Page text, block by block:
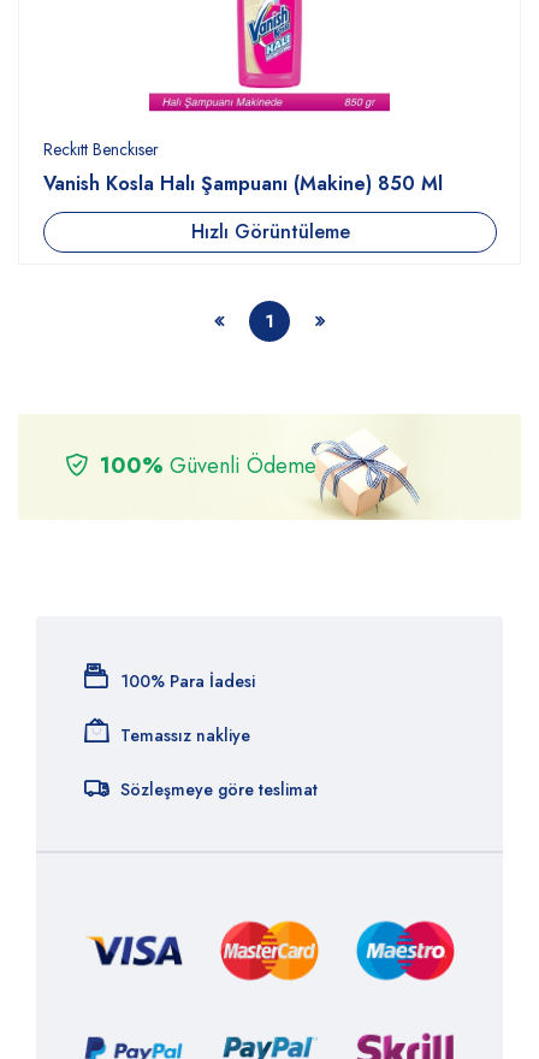
Reckıtt Benckıser
Vanish Kosla Halı Şampuanı (Makine) 850 Ml
Hızlı Görüntüleme
1
100% Güvenli Ödeme
100% Para İadesi
Temassız nakliye
Sözleşmeye göre teslimat